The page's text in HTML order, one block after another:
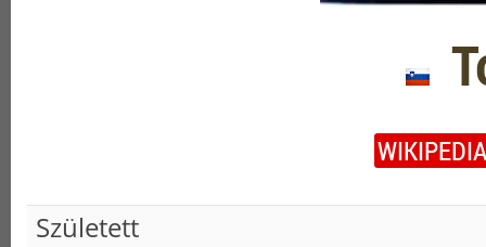
WIKIPEDIA
Született